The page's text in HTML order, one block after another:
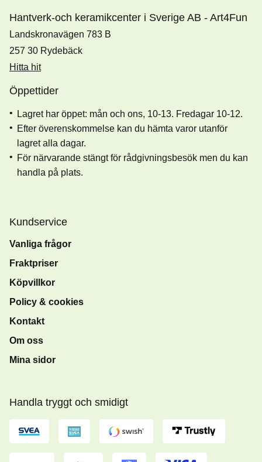
Hantverk-och keramikcenter i Sverige AB - Art4Fun
Landskronavägen 783 B
257 30 Rydebäck
Hitta hit
Öppettider
Lagret har öppet: mån och ons, 10-13. Fredagar 10-12.
Efter överenskommelse kan du hämta varor utanför
lagret alla dagar.
För närvarande stängt för rådgivningsbesök men du kan
handla på plats.
Kundservice
Vanliga frågor
Fraktpriser
Köpvillkor
Policy & cookies
Kontakt
Om oss
Mina sidor
Handla tryggt och smidigt